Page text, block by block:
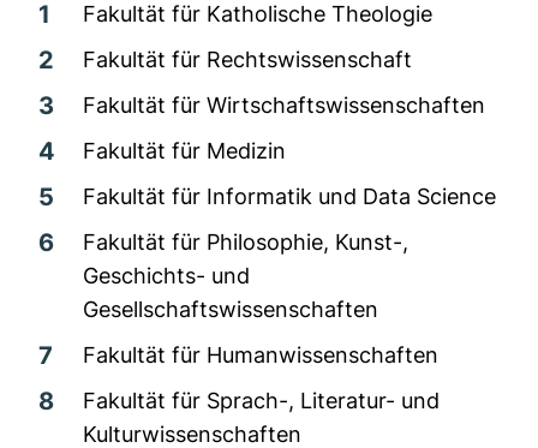
Fakultät für Katholische Theologie
Fakultät für Rechtswissenschaft
Fakultät für Wirtschaftswissenschaften
Fakultät für Medizin
Fakultät für Informatik und Data Science
Fakultät für Philosophie, Kunst-,
Geschichts- und
Gesellschaftswissenschaften
Fakultät für Humanwissenschaften
Fakultät für Sprach-, Literatur- und
Kulturwissenschaften